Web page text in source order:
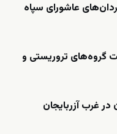
عاشورای سپاه
گروه‌های تروریستی و
در غرب آزربایجان